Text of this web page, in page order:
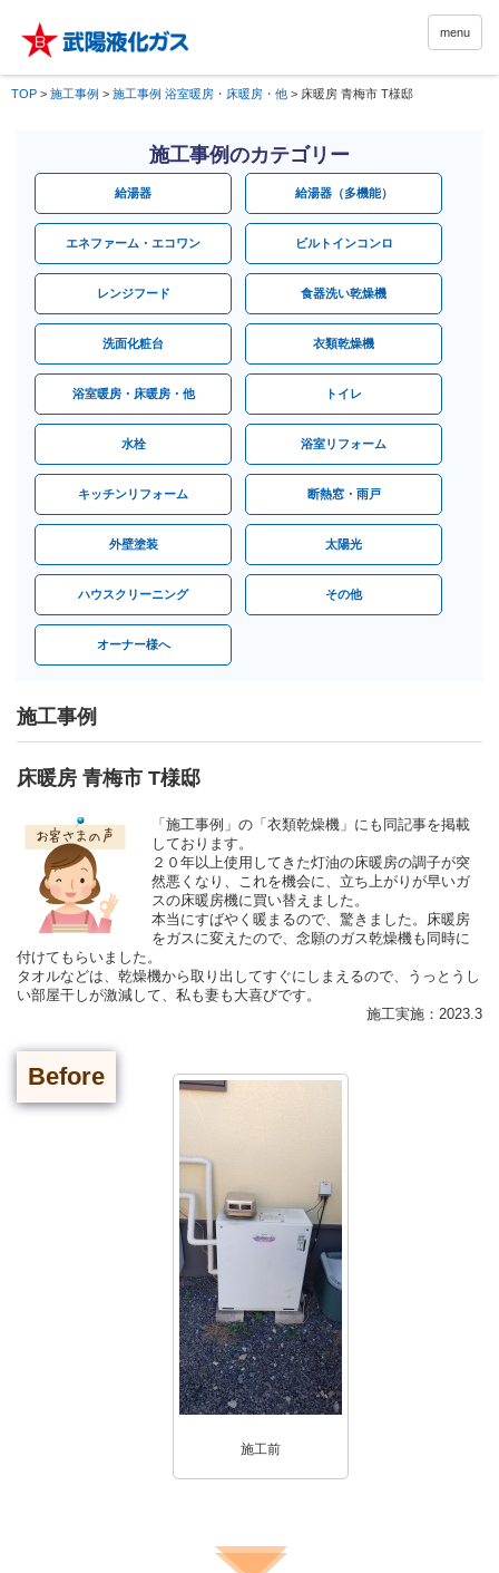
menu
TOP > 施工事例 > 施工事例 浴室暖房・床暖房・他 > 床暖房 青梅市 T様邸
施工事例のカテゴリー
給湯器 給湯器（多機能）
エネファーム・エコワン ビルトインコンロ
レンジフード 食器洗い乾燥機
洗面化粧台 衣類乾燥機
浴室暖房・床暖房・他 トイレ
水栓 浴室リフォーム
キッチンリフォーム 断熱窓・雨戸
外壁塗装 太陽光
ハウスクリーニング その他
オーナー様へ
施工事例
床暖房 青梅市 T様邸
「施工事例」の「衣類乾燥機」にも同記事を掲載
しております。
２０年以上使用してきた灯油の床暖房の調子が突
然悪くなり、これを機会に、立ち上がりが早いガ
スの床暖房機に買い替えました。
本当にすばやく暖まるので、驚きました。床暖房
をガスに変えたので、念願のガス乾燥機も同時に
付けてもらいました。
タオルなどは、乾燥機から取り出してすぐにしまえるので、うっとうし
い部屋干しが激減して、私も妻も大喜びです。
施工実施：2023.3
Before
施工前